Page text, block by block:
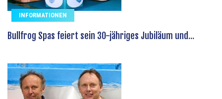
INFORMATIONEN
Bullfrog Spas feiert sein 30-jähriges Jubiläum und...